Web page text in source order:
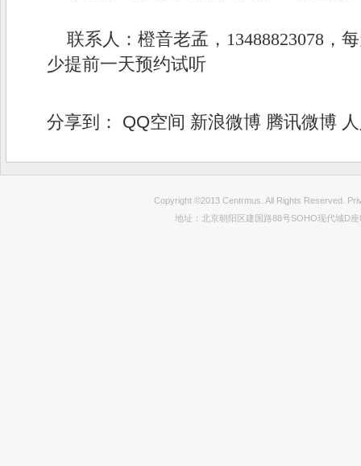
联系人：橙音老孟，13488823078，
少提前一天预约试听
分享到： QQ空间 新浪微博 腾讯微博
Copyright ©2013 Centrmus. All Rights Reserved.
地址：北京朝阳区建国路88号SOHO现代城D